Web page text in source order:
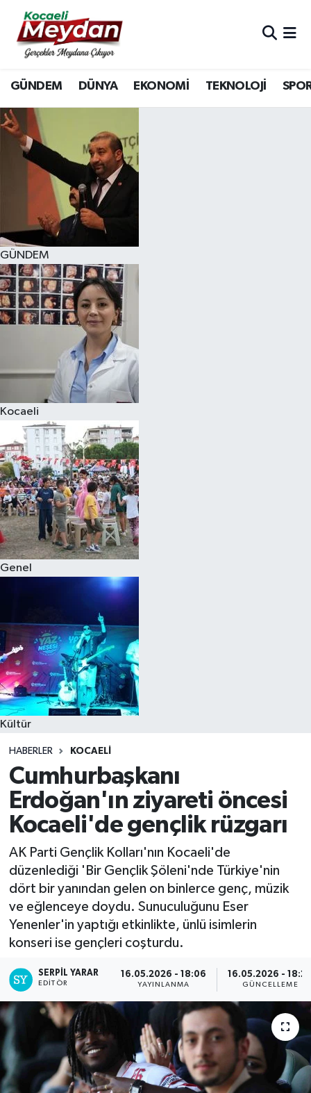
GÜNDEM DÜNYA EKONOMİ TEKNOLOJİ
GÜNDEM
Kocaeli
Genel
Kültür
HABERLER KOCAELI
Cumhurbaşkanı
Erdoğan'ın ziyareti öncesi
Kocaeli'de gençlik rüzgarı
AK Parti Gençlik Kolları'nın Kocaeli'de
düzenlediği 'Bir Gençlik Şöleni'nde Türkiye'nin
dört bir yanından gelen on binlerce genç, müzik
ve eğlenceye doydu. Sunuculuğunu Eser
Yenenler'in yaptığı etkinlikte, ünlü isimlerin
konseri ise gençleri coşturdu.
SERPİL YARAR
EDITÖR
16.05.2026 - 18:06
YAYINLANMA
16.05.2026 -
GÜNCELLEME
Nöbetçi Eczaneler
Hava Durumu
Trafik Durumu
Süper Lig Puan Durumu ve Fikstür
Tüm Manşetler
Son Dakika Haberleri
Haber Arşivi